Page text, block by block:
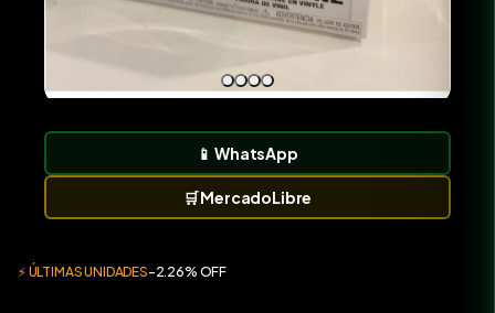
📱WhatsApp
🛒MercadoLibre
⚡ ÚLTIMAS UNIDADES-2.26% OFF